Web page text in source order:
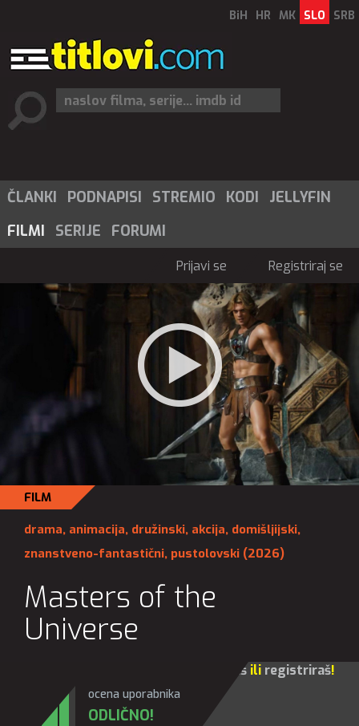
BiH HR MK SLO SRB
ČLANKI PODNAPISI STREMIO KODI
JELLYFIN
FILMI
SERIJE FORUMI
Prijavi se Registriraj se
FILM
drama, animacija, družinski, akcija, domišljijski,
znanstveno-fantastični, pustolovski (2026)
Masters of the
Universe
prijaviš ili registriraš!
ocena uporabnika
ODLIČNO!